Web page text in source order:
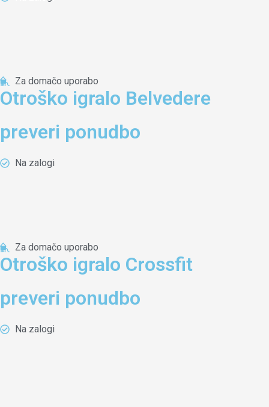
Za domačo uporabo
Otroško igralo Belvedere
preveri ponudbo
Na zalogi
Za domačo uporabo
Otroško igralo Crossfit
preveri ponudbo
Na zalogi